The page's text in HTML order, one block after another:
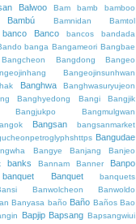
Balwoo Bam bamb
bamboo
Bambú Bamnidan
Bamtol
banco Banco bancos bandada
banga Bangameori Bangbae
Bangcheon Bangdong Bangeo
Bangeojinsunhwan
Banghwa
Banghwasuryujeon
Banghyedong Bangi
Bangjik
Bangjukpo
Bangmulgwan
Bangsan
bangsanmarket
Bangudae
Bangye Banjang Banjeo
banks Bannam Banner Banpo
banquet Banquet
banquets
Banwolcheon
Banwoldo
Banyasa baño Baño Baños Bao
Bapjip Bapsang Bapsangwiui